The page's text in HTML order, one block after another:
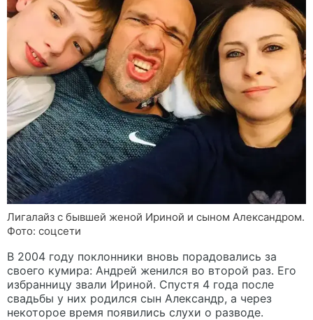
Лигалайз с бывшей женой Ириной и сыном Александром.
Фото: соцсети
В 2004 году поклонники вновь порадовались за
своего кумира: Андрей женился во второй раз. Его
избранницу звали Ириной. Спустя 4 года после
свадьбы у них родился сын Александр, а через
некоторое время появились слухи о разводе.